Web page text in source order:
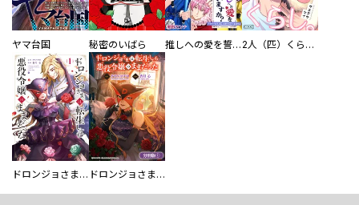
ヤマ台国 秘密のいばら 推しへの愛を誓いますか？～アラサー女子、推しは逃げぬが人生逃げる～ 2人（匹）くらし。
ドロンジョさまは転生しても悪役令嬢のままだった ドロンジョさまは転生しても悪役令嬢のままだった【分冊版】